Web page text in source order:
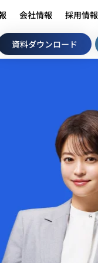
会社情報 採用情報
資料ダウンロード